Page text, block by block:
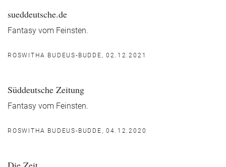
sueddeutsche.de
Fantasy vom Feinsten.
ROSWITHA BUDEUS-BUDDE, 02.12.2021
Süddeutsche Zeitung
Fantasy vom Feinsten.
ROSWITHA BUDEUS-BUDDE, 04.12.2020